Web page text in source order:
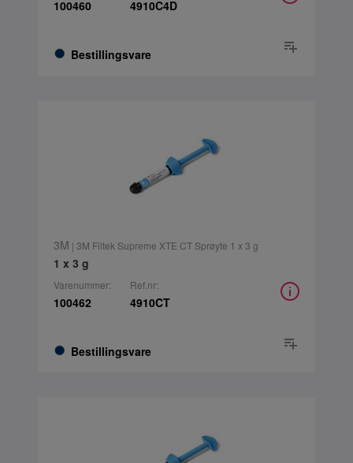
100460
Bestillingsvare
4910C4D
3M | 3M Filtek Supreme XTE CT Sprøyte 1 x 3 g
1 x 3 g
Varenummer:
100462
Bestillingsvare
Ref.nr:
4910CT